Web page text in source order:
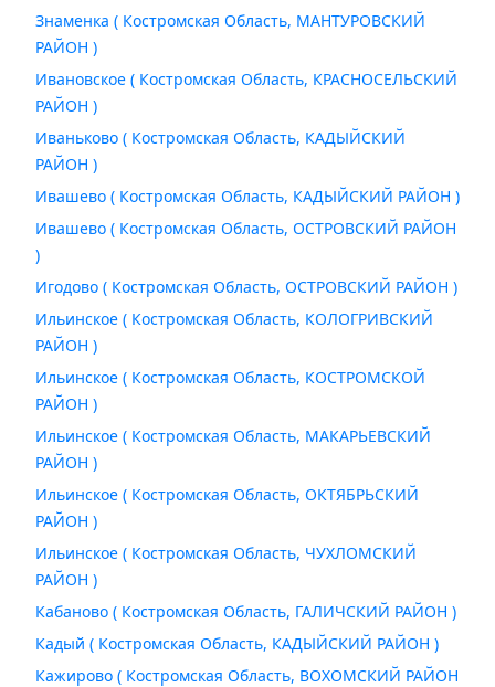
Знаменка ( Костромская Область, МАНТУРОВСКИЙ
РАЙОН )
Ивановское ( Костромская Область, КРАСНОСЕЛЬСКИЙ
РАЙОН )
Иваньково ( Костромская Область, КАДЫЙСКИЙ
РАЙОН )
Ивашево ( Костромская Область, КАДЫЙСКИЙ РАЙОН )
Ивашево ( Костромская Область, ОСТРОВСКИЙ РАЙОН
)
Игодово ( Костромская Область, ОСТРОВСКИЙ РАЙОН )
Ильинское ( Костромская Область, КОЛОГРИВСКИЙ
РАЙОН )
Ильинское ( Костромская Область, КОСТРОМСКОЙ
РАЙОН )
Ильинское ( Костромская Область, МАКАРЬЕВСКИЙ
РАЙОН )
Ильинское ( Костромская Область, ОКТЯБРЬСКИЙ
РАЙОН )
Ильинское ( Костромская Область, ЧУХЛОМСКИЙ
РАЙОН )
Кабаново ( Костромская Область, ГАЛИЧСКИЙ РАЙОН )
Кадый ( Костромская Область, КАДЫЙСКИЙ РАЙОН )
Кажирово ( Костромская Область, ВОХОМСКИЙ РАЙОН